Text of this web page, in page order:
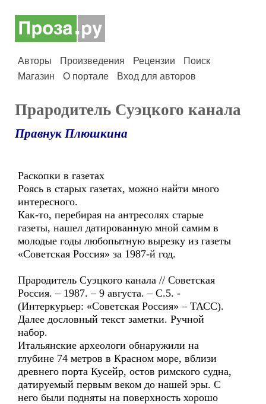
Авторы Произведения Рецензии
Поиск
Магазин
О портале Вход для авторов
Прародитель Суэцкого канала
Правнук Плюшкина
Раскопки в газетах
Роясь в старых газетах, можно найти много
интересного.
Как-то, перебирая на антресолях старые
газеты, нашел датированную мной самим в
молодые годы любопытную вырезку из газеты
«Советская Россия» за 1987-й год.
Прародитель Суэцкого канала // Советская
Россия. – 1987. – 9 августа. – С.5. -
(Интеркурьер: «Советская Россия» – ТАСС).
Далее дословный текст заметки. Ручной
набор.
Итальянские археологи обнаружили на
глубине 74 метров в Красном море, вблизи
древнего порта Кусейр, остов римского судна,
датируемый первым веком до нашей эры. С
него были подняты на поверхность хорошо